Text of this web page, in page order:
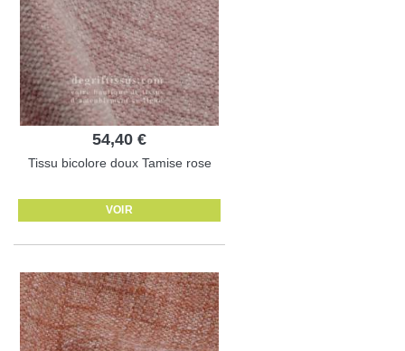
54,40 €
Tissu bicolore doux Tamise rose
VOIR